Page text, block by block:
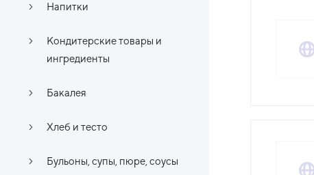
Напитки
Кондитерские товары и
ингредиенты
Бакалея
Хлеб и тесто
Бульоны, супы, пюре, соусы